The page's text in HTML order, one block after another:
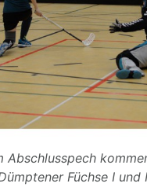
Abschlusspech
Füchse I